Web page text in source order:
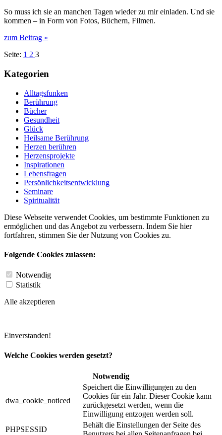
So muss ich sie an manchen Tagen wieder zu mir einladen. Und sie
kommen – in Form von Fotos, Büchern, Filmen.
zum Beitrag »
Seite: 1 2 3
Kategorien
Alltagsfunken
Berührung
Bücher
Gesundheit
Glück
Heilsame Berührung
Herzen berühren
Herzensprojekte
Inspirationen
Lebensfragen
Persönlichkeitsentwicklung
Seminare
Spiritualität
Diese Webseite verwendet Cookies, um bestimmte Funktionen zu
ermöglichen und das Angebot zu verbessern. Indem Sie hier
fortfahren, stimmen Sie der Nutzung von Cookies zu.
Folgende Cookies zulassen:
Notwendig
Statistik
Alle akzeptieren
Einverstanden!
Welche Cookies werden gesetzt?
Notwendig
dwa_cookie_noticed
Speichert die Einwilligungen zu den
Cookies für ein Jahr. Dieser Cookie kann
zurückgesetzt werden, wenn die
Einwilligung entzogen werden soll.
PHPSESSID
Behält die Einstellungen der Seite des